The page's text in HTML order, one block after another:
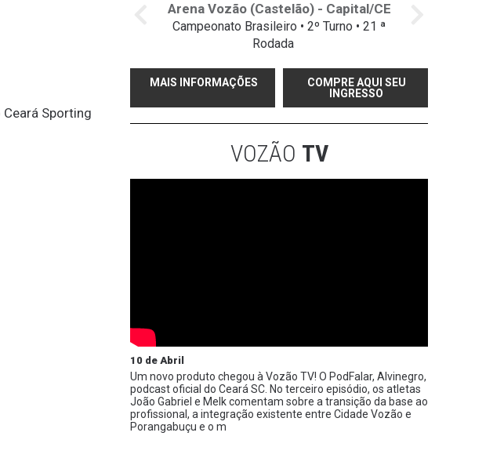
Sporting
Arena Vozão (Castelão) - Capital/CE
Campeonato Brasileiro • 2º Turno • 21 ª
Rodada
MAIS INFORMAÇÕES
COMPRE AQUI SEU
INGRESSO
VOZÃO TV
10 de Abril
Um novo produto chegou à Vozão TV! O PodFalar, Alvinegro,
podcast oficial do Ceará SC. No terceiro episódio, os atletas
João Gabriel e Melk comentam sobre a transição da base ao
profissional, a integração existente entre Cidade Vozão e
Porangabuçu e o m